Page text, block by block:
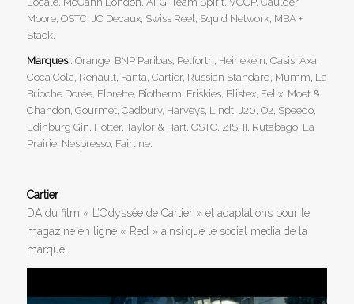
Moore, OSTC, JC Decaux, Swiss Reel, Squid Network, MBA +
Stack.
Marques: Orange, BNP Paribas, Pelforth, Heinekein, Oasis, Axa,
Coca Cola, Renault, Fanta, Cartier, Russian Standard, Mumm, La
Brioche Dorée, Florette, Biotherm, Friskies, Blistex, Felix, Moet &
Chandon, Gourmet, Cadbury, Harveys, Lindt, J20, O2, Speedo,
Edinburg Gin, Hotter, Taylor & Hart, OSTC, ZISHI, Rutabago, La
Prairie, Nespresso, Fairline.
Cartier
DA du film « L’Odyssée de Cartier » et adaptations pour le
magazine en ligne « Red » ainsi que le social media de la
marque.